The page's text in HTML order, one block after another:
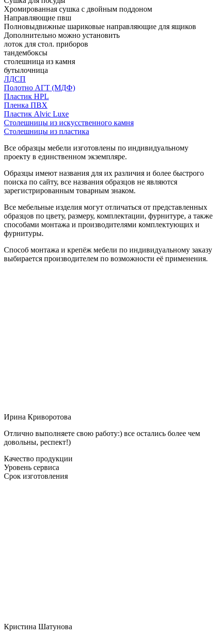
Хромированная сушка с двойным поддоном
Направляющие пвш
Полновыдвижные шариковые направляющие для ящиков
Дополнительно можно установить
лоток для стол. приборов
тандембоксы
столешница из камня
бутылочница
ЛДСП
Полотно АГТ (МДФ)
Пластик HPL
Пленка ПВХ
Пластик Alvic Luxe
Столешницы из искусственного камня
Столешницы из пластика
Все образцы мебели изготовлены по индивидуальному
проекту в единственном экземпляре.
Образцы имеют названия для их различия и более быстрого
поиска по сайту, все названия образцов не являются
зарегистрированным товарным знаком.
Все мебельные изделия могут отличаться от представленных
образцов по цвету, размеру, комплектации, фурнитуре, а также
способами монтажа и производителями комплектующих и
фурнитуры.
Способ монтажа и крепёж мебели по индивидуальному заказу
выбирается производителем по возможности её применения.
Ирина Криворотова
Отлично выполняете свою работу:) все остались более чем
довольны, респект!)
Качество продукции
Уровень сервиса
Срок изготовления
Кристина Шатунова